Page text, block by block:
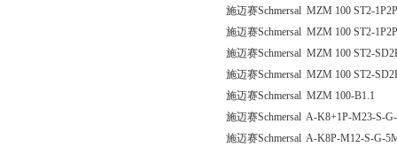
施迈赛Schmersal MZM 100 ST2-
施迈赛Schmersal MZM 100 ST2-
施迈赛Schmersal MZM 100 ST2-
施迈赛Schmersal MZM 100 ST2-
施迈赛Schmersal MZM 100-B1.1
施迈赛Schmersal A-K8+1P-M23-S-
施迈赛Schmersal A-K8P-M12-S-G-